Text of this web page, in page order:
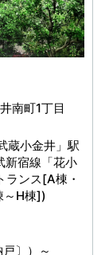
南町1丁目
蔵小金井」駅
新宿線「花小
ランス[A棟・
～H棟])
〕）～